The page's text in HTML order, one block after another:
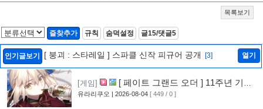
목록보기
즐찾추가 규칙 숨덕설정 글15/댓글5
인기글보기 [ 붕괴 : 스타레일 ] 스파클 신작 피규어 공개 [3] 열기
[게임]
[ 페이트 그랜드 오더 ] 11주년 기념
영상 공개
[6]
유라리쿠오 | 2026-08-04 [ 449 / 0 ]